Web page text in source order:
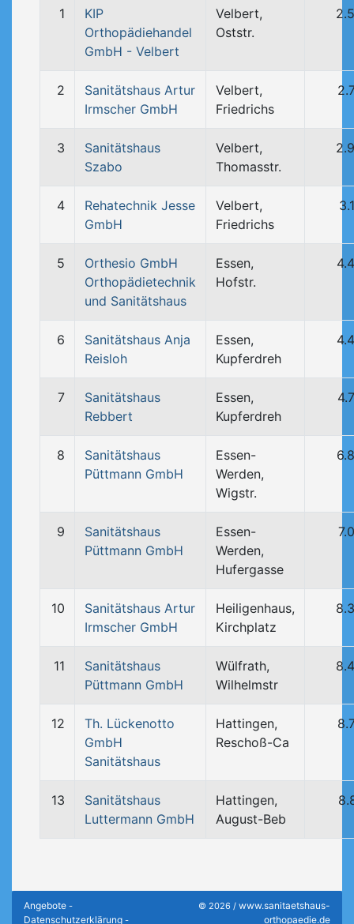
1
KIP
Orthopädiehandel
GmbH - Velbert
Velbert,
Oststr.
2
Sanitätshaus Artur
Irmscher GmbH
Velbert,
Friedrichs
3
Sanitätshaus
Szabo
Velbert,
Thomasstr.
4
Rehatechnik Jesse
GmbH
Velbert,
Friedrichs
5
Orthesio GmbH
Orthopädietechnik
und Sanitätshaus
Essen,
Hofstr.
6
Sanitätshaus Anja
Reisloh
Essen,
Kupferdreh
7
Sanitätshaus
Rebbert
Essen,
Kupferdreh
8
Sanitätshaus
Püttmann GmbH
Essen-
Werden,
Wigstr.
9
Sanitätshaus
Püttmann GmbH
Essen-
Werden,
Hufergasse
10
Sanitätshaus Artur
Irmscher GmbH
Heiligenhaus,
Kirchplatz
11
Sanitätshaus
Püttmann GmbH
Wülfrath,
Wilhelmstr
12
Th. Lückenotto
GmbH
Sanitätshaus
Hattingen,
Reschoß-Ca
13
Sanitätshaus
Luttermann GmbH
Hattingen,
August-Beb
Angebote -
Datenschutzerklärung -
© 2026 / www.sanitaetshaus-
orthopaedie.de